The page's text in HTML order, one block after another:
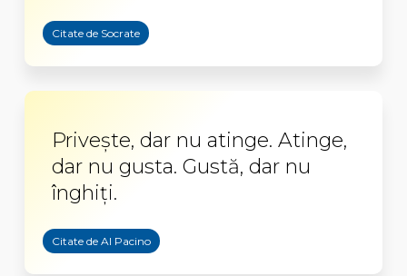
Citate de Socrate
Privește, dar nu atinge. Atinge,
dar nu gusta. Gustă, dar nu
înghiți.
Citate de Al Pacino